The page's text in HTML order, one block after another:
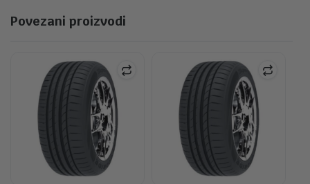
Povezani proizvodi